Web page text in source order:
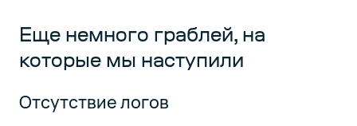
Еще немного граблей, на
которые мы наступили
Отсутствие логов